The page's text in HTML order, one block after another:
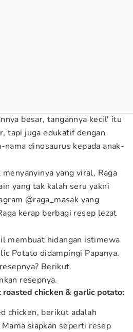
besar, tangannya kecil' itu
tapi juga edukatif dengan
dinosaurus kepada anak-
yang viral, Raga
yang tak kalah seru yakni
@raga_masak yang
kerap berbagi resep lezat
membuat hidangan istimewa
Potato didampingi Papanya.
Berikut
resepnya.
roasted chicken & garlic potato:
chicken, berikut adalah
siapkan seperti resep